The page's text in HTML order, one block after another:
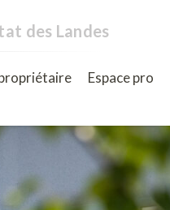
des Landes
Espace pro